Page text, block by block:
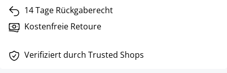
14 Tage Rückgaberecht
Kostenfreie Retoure
Verifiziert durch Trusted Shops